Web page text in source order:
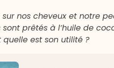
nos cheveux et notre
prêtés à l’huile de
est son utilité ?